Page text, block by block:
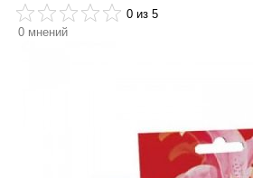
0 из 5
0 мнений